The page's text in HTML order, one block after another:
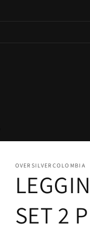
OVERSILVERCOLOMBIA
SET 2